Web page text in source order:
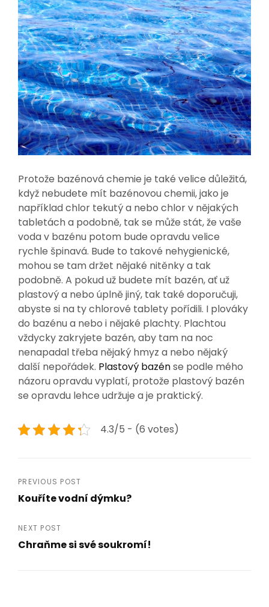
Protože bazénová chemie je také velice důležitá,
když nebudete mít bazénovou chemii, jako je
například chlor tekutý a nebo chlor v nějakých
tabletách a podobně, tak se může stát, že vaše
voda v bazénu potom bude opravdu velice
rychle špinavá. Bude to takové nehygienické,
mohou se tam držet nějaké nitěnky a tak
podobně. A pokud už budete mít bazén, ať už
plastový a nebo úplně jiný, tak také doporučuji,
abyste si na ty chlorové tablety pořídili. I plováky
do bazénu a nebo i nějaké plachty. Plachtou
vždycky zakryjete bazén, aby tam na noc
nenapadal třeba nějaký hmyz a nebo nějaký
další nepořádek. Plastový bazénse podle mého
názoru opravdu vyplatí, protože plastový bazén
se opravdu lehce udržuje a je praktický.
4.3/5 - (6 votes)
Navigace
příspěvek
PREVIOUS POST
Kouříte vodní dýmku?
Post
NEXT POST
Chraňme si své soukromí!